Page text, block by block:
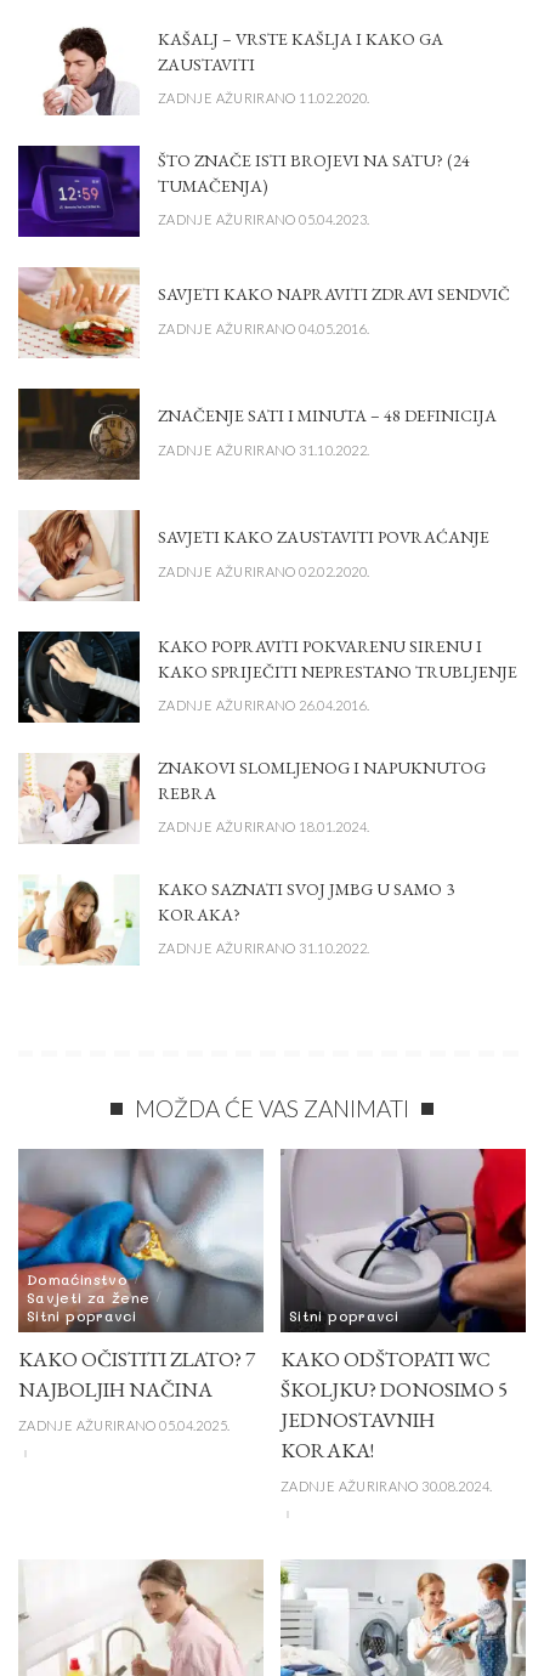
KAŠALJ – VRSTE KAŠLJA I KAKO GA
ZAUSTAVITI
ZADNJE AŽURIRANO 11.02.2020.
ŠTO ZNAČE ISTI BROJEVI NA SATU? (24
TUMAČENJA)
ZADNJE AŽURIRANO 05.04.2023.
SAVJETI KAKO NAPRAVITI ZDRAVI SENDVIČ
ZADNJE AŽURIRANO 04.05.2016.
ZNAČENJE SATI I MINUTA – 48 DEFINICIJA
ZADNJE AŽURIRANO 31.10.2022.
SAVJETI KAKO ZAUSTAVITI POVRAĆANJE
ZADNJE AŽURIRANO 02.02.2020.
KAKO POPRAVITI POKVARENU SIRENU I
KAKO SPRIJEČITI NEPRESTANO TRUBLJENJE
ZADNJE AŽURIRANO 26.04.2016.
ZNAKOVI SLOMLJENOG I NAPUKNUTOG
REBRA
ZADNJE AŽURIRANO 18.01.2024.
KAKO SAZNATI SVOJ JMBG U SAMO 3
KORAKA?
ZADNJE AŽURIRANO 31.10.2022.
MOŽDA ĆE VAS ZANIMATI
Domaćinstvo
Savjeti za žene
Sitni popravci
KAKO OČISTITI ZLATO? 7
NAJBOLJIH NAČINA
ZADNJE AŽURIRANO 05.04.2025.
Sitni popravci
KAKO ODŠTOPATI WC
ŠKOLJKU? DONOSIMO 5
JEDNOSTAVNIH
KORAKA!
ZADNJE AŽURIRANO 30.08.2024.